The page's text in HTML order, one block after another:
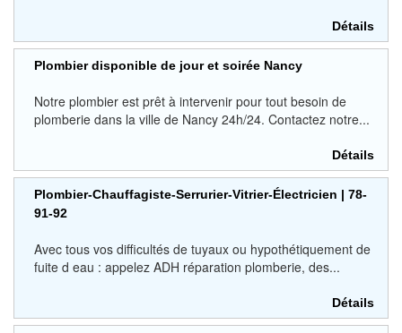
Détails
Plombier disponible de jour et soirée Nancy
Notre plombier est prêt à intervenir pour tout besoin de
plomberie dans la ville de Nancy 24h/24. Contactez notre...
Détails
Plombier-Chauffagiste-Serrurier-Vitrier-Électricien | 78-
91-92
Avec tous vos difficultés de tuyaux ou hypothétiquement de
fuite d eau : appelez ADH réparation plomberie, des...
Détails